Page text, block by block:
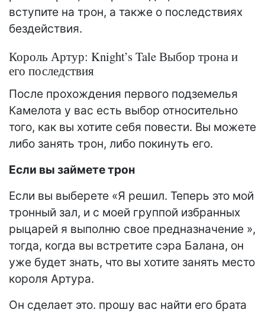
вступите на трон, а также о последствиях
бездействия.
Король Артур: Knight’s Tale Выбор трона и
его последствия
После прохождения первого подземелья
Камелота у вас есть выбор относительно
того, как вы хотите себя повести. Вы можете
либо занять трон, либо покинуть его.
Если вы займете трон
Если вы выберете «Я решил. Теперь это мой
тронный зал, и с моей группой избранных
рыцарей я выполню свое предназначение »,
тогда, когда вы встретите сэра Балана, он
уже будет знать, что вы хотите занять место
короля Артура.
Он сделает это. прошу вас найти его брата